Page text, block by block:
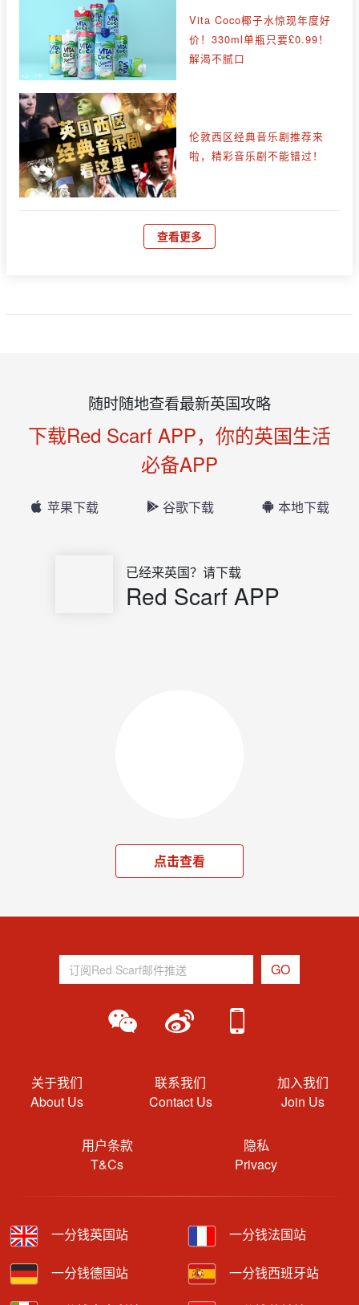
Vita Coco椰子水惊现年度好
价！330ml单瓶只要£0.99！
解渴不腻口
伦敦西区经典音乐剧推荐来
啦，精彩音乐剧不能错过！
查看更多
随时随地查看最新英国攻略
下载Red Scarf APP，你的英国生活
必备APP
苹果下载 谷歌下载 本地下载
已经来英国？请下载
Red Scarf APP
点击查看
关于我们
About Us
联系我们
Contact Us
加入我们
Join Us
用户条款
T&Cs
隐私
Privacy
一分钱英国站 一分钱法国站
一分钱德国站 一分钱西班牙站